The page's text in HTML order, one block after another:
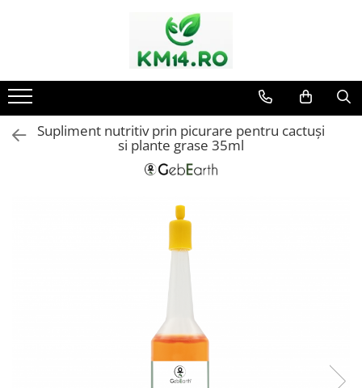
Supliment nutritiv prin picurare pentru cactuși
si plante grase 35ml